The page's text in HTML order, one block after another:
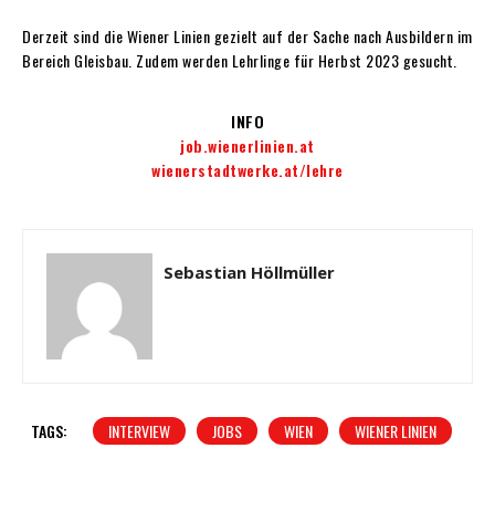
Derzeit sind die Wiener Linien gezielt auf der Sache nach Ausbildern im
Bereich Gleisbau. Zudem werden Lehrlinge für Herbst 2023 gesucht.
INFO
job.wienerlinien.at
wienerstadtwerke.at/lehre
Sebastian Höllmüller
TAGS: INTERVIEW JOBS WIEN WIENER LINIEN